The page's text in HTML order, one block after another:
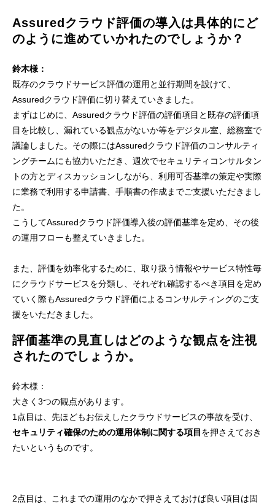
Assuredクラウド評価の導入は具体的にど
のように進めていかれたのでしょうか？
鈴木様：
既存のクラウドサービス評価の運用と並行期間を設けて、
Assuredクラウド評価に切り替えていきました。
まずはじめに、Assuredクラウド評価の評価項目と既存の評価項
目を比較し、漏れている観点がないか等をデジタル室、総務室で
議論しました。その際にはAssuredクラウド評価のコンサルティ
ングチームにも協力いただき、週次でセキュリティコンサルタン
トの方とディスカッションしながら、利用可否基準の策定や実際
に業務で利用する申請書、手順書の作成までご支援いただきまし
た。
こうしてAssuredクラウド評価導入後の評価基準を定め、その後
の運用フローも整えていきました。
また、評価を効率化するために、取り扱う情報やサービス特性毎
にクラウドサービスを分類し、それぞれ確認するべき項目を定め
ていく際もAssuredクラウド評価によるコンサルティングのご支
援をいただきました。
評価基準の見直しはどのような観点を注視
されたのでしょうか。
鈴木様：
大きく3つの観点があります。
1点目は、先ほどもお伝えしたクラウドサービスの事故を受け、
セキュリティ確保のための運用体制に関する項目 を押さえておき
たいというものです。
2点目は、これまでの運用のなかで押さえておけば良い項目は固